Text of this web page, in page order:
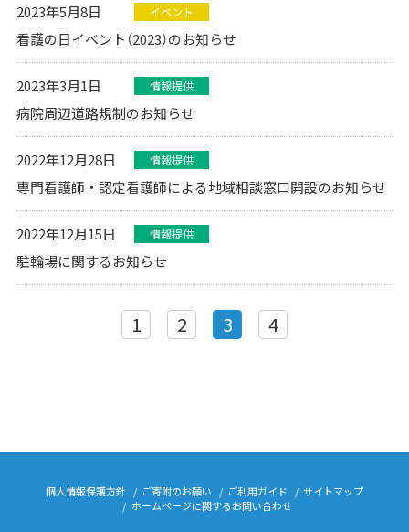
2023年5月8日 イベント
看護の日イベント（2023）のお知らせ
2023年3月1日 情報提供
病院周辺道路規制のお知らせ
2022年12月28日 情報提供
専門看護師・認定看護師による地域相談窓口開設のお知らせ
2022年12月15日 情報提供
駐輪場に関するお知らせ
1 2 3 4
個人情報保護方針 ご寄附のお願い ご利用ガイド
サイトマップ
ホームページに関するお問い合わせ